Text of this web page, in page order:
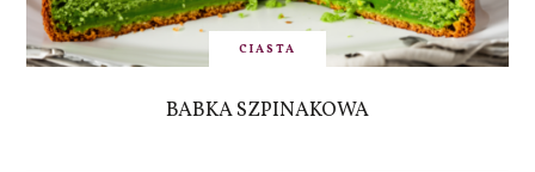
CIASTA
BABKA SZPINAKOWA